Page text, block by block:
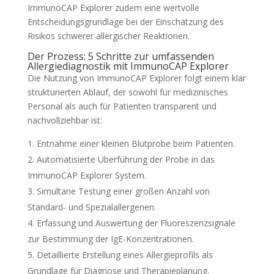
ImmunoCAP Explorer zudem eine wertvolle
Entscheidungsgrundlage bei der Einschätzung des
Risikos schwerer allergischer Reaktionen.
Der Prozess: 5 Schritte zur umfassenden
Allergiediagnostik mit ImmunoCAP Explorer
Die Nutzung von ImmunoCAP Explorer folgt einem klar
strukturierten Ablauf, der sowohl für medizinisches
Personal als auch für Patienten transparent und
nachvollziehbar ist:
Entnahme einer kleinen Blutprobe beim Patienten.
Automatisierte Überführung der Probe in das
ImmunoCAP Explorer System.
Simultane Testung einer großen Anzahl von
Standard- und Spezialallergenen.
Erfassung und Auswertung der Fluoreszenzsignale
zur Bestimmung der IgE-Konzentrationen.
Detaillierte Erstellung eines Allergieprofils als
Grundlage für Diagnose und Therapieplanung.